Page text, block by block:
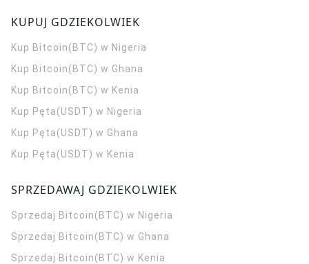
KUPUJ GDZIEKOLWIEK
Kup Bitcoin(BTC) w Nigeria
Kup Bitcoin(BTC) w Ghana
Kup Bitcoin(BTC) w Kenia
Kup Pęta(USDT) w Nigeria
Kup Pęta(USDT) w Ghana
Kup Pęta(USDT) w Kenia
SPRZEDAWAJ GDZIEKOLWIEK
Sprzedaj Bitcoin(BTC) w Nigeria
Sprzedaj Bitcoin(BTC) w Ghana
Sprzedaj Bitcoin(BTC) w Kenia